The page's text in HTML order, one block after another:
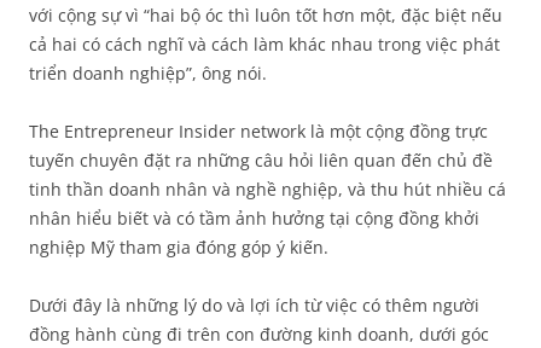
với cộng sự vì “hai bộ óc thì luôn tốt hơn một, đặc biệt nếu
cả hai có cách nghĩ và cách làm khác nhau trong việc phát
triển doanh nghiệp”, ông nói.
The Entrepreneur Insider network là một cộng đồng trực
tuyến chuyên đặt ra những câu hỏi liên quan đến chủ đề
tinh thần doanh nhân và nghề nghiệp, và thu hút nhiều cá
nhân hiểu biết và có tầm ảnh hưởng tại cộng đồng khởi
nghiệp Mỹ tham gia đóng góp ý kiến.
Dưới đây là những lý do và lợi ích từ việc có thêm người
đồng hành cùng đi trên con đường kinh doanh, dưới góc